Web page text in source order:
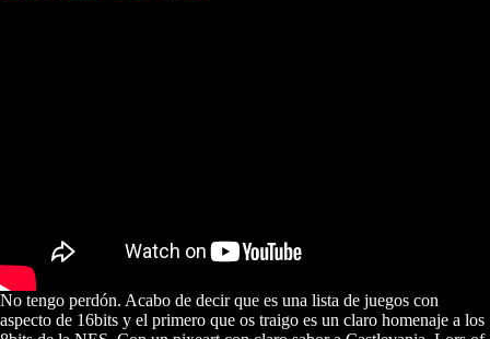
No tengo perdón. Acabo de decir que es una lista de juegos con
aspecto de 16bits y el primero que os traigo es un claro homenaje a los